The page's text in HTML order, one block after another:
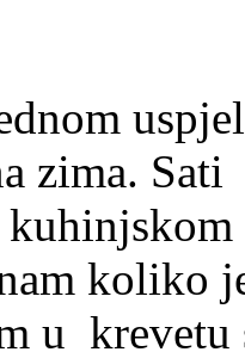
zima.
koliko
u krevetu